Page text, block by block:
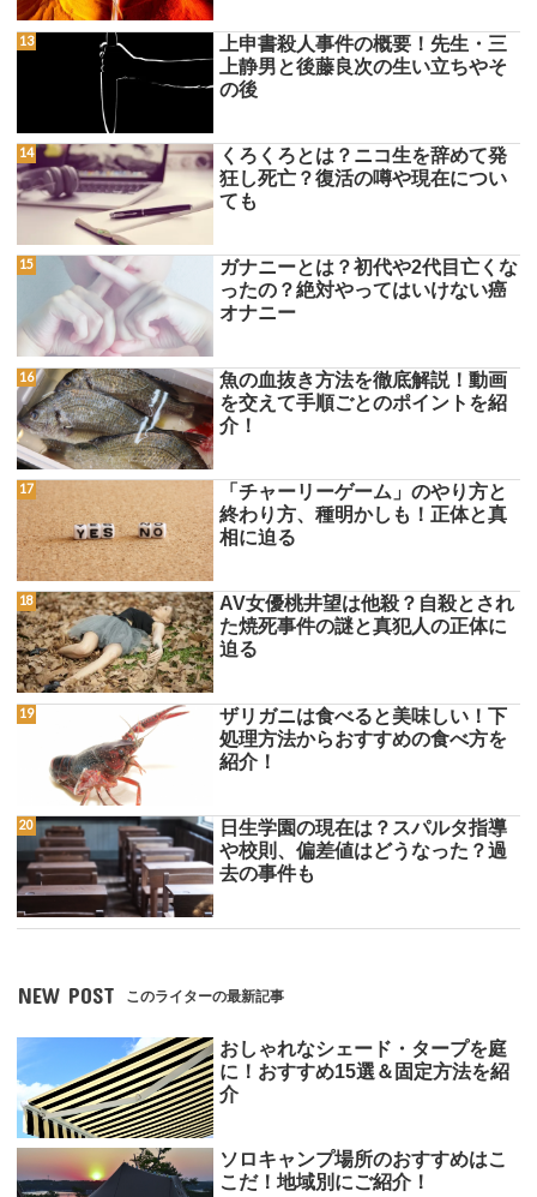
上申書殺人事件の概要！先生・三
上静男と後藤良次の生い立ちやそ
の後
くろくろとは？ニコ生を辞めて発
狂し死亡？復活の噂や現在につい
ても
ガナニーとは？初代や2代目亡くな
ったの？絶対やってはいけない癌
オナニー
魚の血抜き方法を徹底解説！動画
を交えて手順ごとのポイントを紹
介！
「チャーリーゲーム」のやり方と
終わり方、種明かしも！正体と真
相に迫る
AV女優桃井望は他殺？自殺とされ
た焼死事件の謎と真犯人の正体に
迫る
ザリガニは食べると美味しい！下
処理方法からおすすめの食べ方を
紹介！
日生学園の現在は？スパルタ指導
や校則、偏差値はどうなった？過
去の事件も
NEW POST このライターの最新記事
おしゃれなシェード・タープを庭
に！おすすめ15選＆固定方法を紹
介
ソロキャンプ場所のおすすめはこ
こだ！地域別にご紹介！